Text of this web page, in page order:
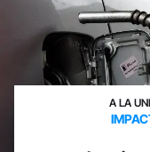
A LA